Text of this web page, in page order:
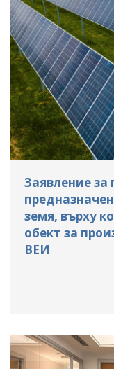
Заявление за
земя, върху
обект за
ВЕИ